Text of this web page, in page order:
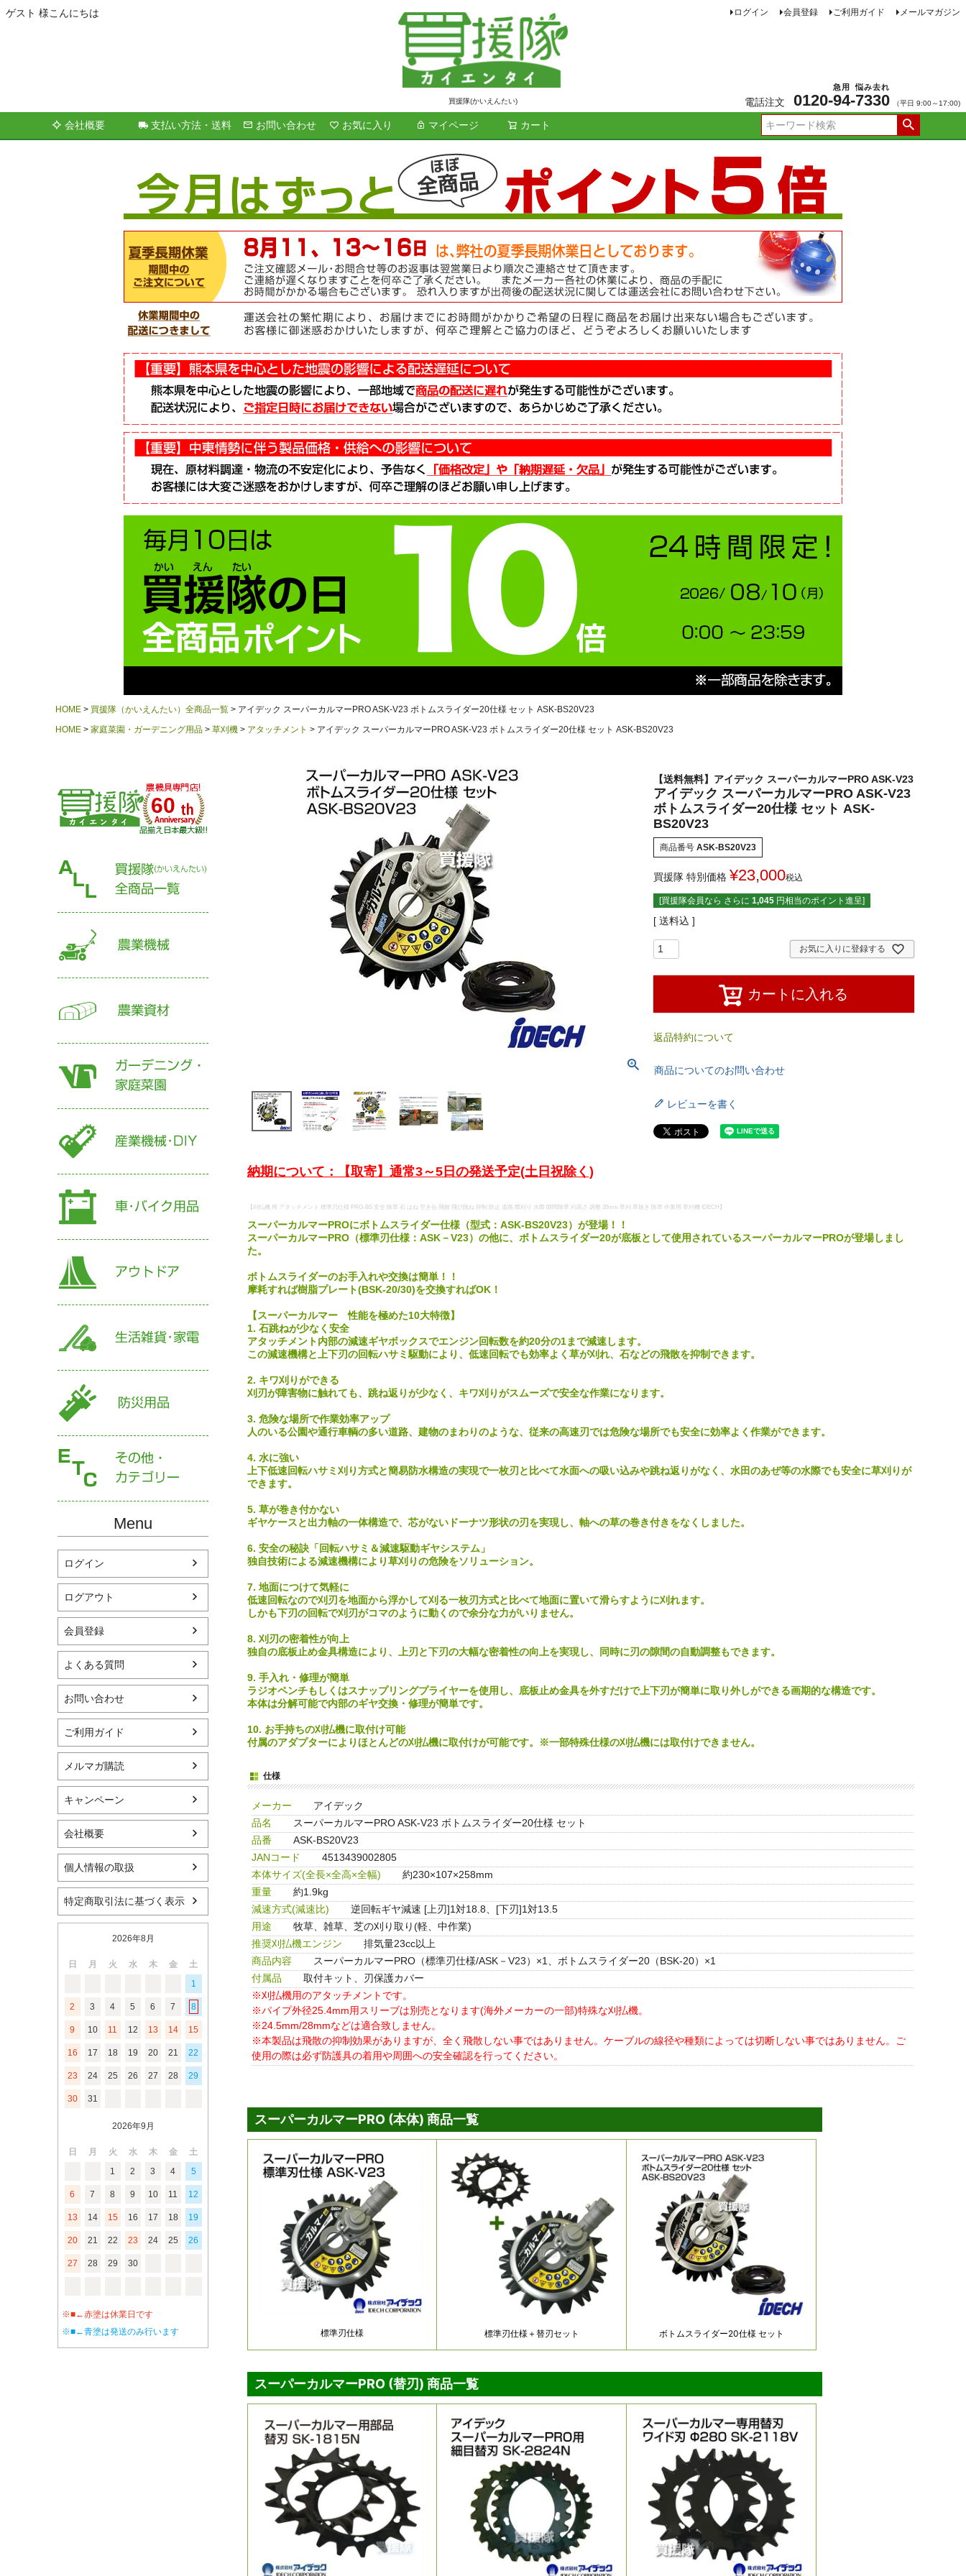
ゲスト 様こんにちは
買援隊(かいえんたい)
ログイン 会員登録 ご利用ガイド メールマガジン
電話注文 0120-94
急用
-7330
悩み去れ
（平日 9:00～17:00)
会社概要 支払い方法・送料 お問い合わせ お気に入り マイページ カート
検索
HOME 買援隊（かいえんたい）全商品一覧
アイデック スーパーカルマーPRO ASK-V23 ボトムスライダー20仕様 セット ASK-BS20V23
HOME
家庭菜園・ガーデニング用品 草刈機 アタッチメント アイデック スーパーカルマーPRO ASK-V23 ボトムスライダー20仕様 セット ASK-BS20V23
60
Menu
ログイン
ログアウト
会員登録
よくある質問
お問い合わせ
ご利用ガイド
メルマガ購読
キャンペーン
会社概要
個人情報の取扱
特定商取引法に基づく表示
2026年8月
日 月 火 水 木 金
土
1
2 3 4 5 6 7 8
9 10 11 12 13 14 15
16 17 18 19 20 21 22
23 24 25 26 27 28 29
30 31
2026年9月
日 月 火 水 木 金
土
1
2 3 4 5
6 7 8 9 10 11 12
13 14 15 16 17 18 19
20 21 22 23 24 25 26
27 28 29 30
※■←赤塗は休業日です
※■←青塗は発送のみ行います
【送料無料】アイデック スーパーカルマーPRO ASK-V23
アイデック スーパーカルマーPRO ASK-V23
ボトムスライダー20仕様 セット ASK-
BS20V23
商品番号 ASK-BS20V23
買援隊 特別価格 ¥23,000税込
[買援隊会員なら さらに 1,045 円相当のポイント進呈]
送料込
お気に入りに登録する
カートに入れる
返品特約について
商品についてのお問い合わせ
レビューを書く
納期について：【取寄】通常3～5日の発送予定(土日祝除く)
【刈払機 用 アタッチメント 標準刃仕様 PRO-BS 安全 除草 石 はね 空き缶 飛散 飛び跳ね 抑制 防止 道路 際刈り 水際 隙間除草 刈高さ 調整 20mm 草刈 草抜き 除草 作業用 草刈機 IDECH】
スーパーカルマーPROにボトムスライダー仕様（型式：ASK-BS20V23）が登場！！
スーパーカルマーPRO（標準刃仕様：ASK－V23）の他に、ボトムスライダー20が底板として使用されているスーパーカルマーPROが登場しまし
た。
ボトムスライダーのお手入れや交換は簡単！！
摩耗すれば樹脂プレート(BSK-20/30)を交換すればOK！
【スーパーカルマー 性能を極めた10大特徴】
1. 石跳ねが少なく安全
アタッチメント内部の減速ギヤボックスでエンジン回転数を約20分の1まで減速します。
この減速機構と上下刃の回転ハサミ駆動により、低速回転でも効率よく草が刈れ、石などの飛散を抑制できます。
2. キワ刈りができる
刈刃が障害物に触れても、跳ね返りが少なく、キワ刈りがスムーズで安全な作業になります。
3. 危険な場所で作業効率アップ
人のいる公園や通行車輌の多い道路、建物のまわりのような、従来の高速刃では危険な場所でも安全に効率よく作業ができます。
4. 水に強い
上下低速回転ハサミ刈り方式と簡易防水構造の実現で一枚刃と比べて水面への吸い込みや跳ね返りがなく、水田のあぜ等の水際でも安全に草刈りが
できます。
5. 草が巻き付かない
ギヤケースと出力軸の一体構造で、芯がないドーナツ形状の刃を実現し、軸への草の巻き付きをなくしました。
6. 安全の秘訣「回転ハサミ＆減速駆動ギヤシステム」
独自技術による減速機構により草刈りの危険をソリューション。
7. 地面につけて気軽に
低速回転なので刈刃を地面から浮かして刈る一枚刃方式と比べて地面に置いて滑らすように刈れます。
しかも下刃の回転で刈刃がコマのように動くので余分な力がいりません。
8. 刈刃の密着性が向上
独自の底板止め金具構造により、上刃と下刃の大幅な密着性の向上を実現し、同時に刃の隙間の自動調整もできます。
9. 手入れ・修理が簡単
ラジオペンチもしくはスナップリングプライヤーを使用し、底板止め金具を外すだけで上下刃が簡単に取り外しができる画期的な構造です。
本体は分解可能で内部のギヤ交換・修理が簡単です。
10. お手持ちの刈払機に取付け可能
付属のアダプターによりほとんどの刈払機に取付けが可能です。※一部特殊仕様の刈払機には取付けできません。
仕様
メーカー
アイデック
品名
スーパーカルマーPRO ASK-V23 ボトムスライダー20仕様 セット
品番
ASK-BS20V23
JANコード
4513439002805
本体サイズ(全長×全高×全幅)
約230×107×258mm
重量
約1.9kg
減速方式(減速比)
逆回転ギヤ減速 [上刃]1対18.8、[下刃]1対13.5
用途
牧草、雑草、芝の刈り取り(軽、中作業)
推奨刈払機エンジン
排気量23cc以上
商品内容
スーパーカルマーPRO（標準刃仕様/ASK－V23）×1、ボトムスライダー20（BSK-20）×1
付属品
取付キット、刃保護カバー
※刈払機用のアタッチメントです。
※パイプ外径25.4mm用スリーブは別売となります(海外メーカーの一部)特殊な刈払機。
※24.5mm/28mmなどは適合致しません。
※本製品は飛散の抑制効果がありますが、全く飛散しない事ではありません。ケーブルの線径や種類によっては切断しない事ではありません。ご
使用の際は必ず防護具の着用や周囲への安全確認を行ってください。